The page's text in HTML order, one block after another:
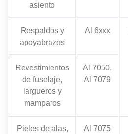
asiento
Respaldos y
apoyabrazos
Al 6xxx
Revestimientos
de fuselaje,
largueros y
mamparos
Al 7050,
Al 7079
Pieles de alas,
Al 7075